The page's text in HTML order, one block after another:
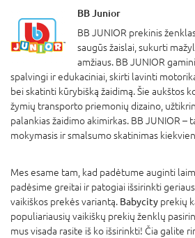
BB Junior
BB JUNIOR prekinis
saugūs žaislai, sukurti
amžiaus. BB JUNIOR
spalvingi ir edukaciniai, skirti lavinti
bei skatinti kūrybišką žaidimą. Šie aukštos
žymių transporto priemonių dizaino,
palankias žaidimo akimirkas. BB JUNIOR –
mokymasis ir smalsumo skatinimas
Mes esame tam, kad padėtume auginti
padėsime greitai ir patogiai išsirinkti
vaikiškos prekės variantą. Babycity prekių
populiariausių vaikiškų prekių ženklų
mus visada rasite iš ko išsirinkti! Čia galite